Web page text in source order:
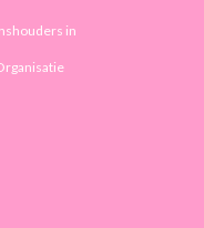
in